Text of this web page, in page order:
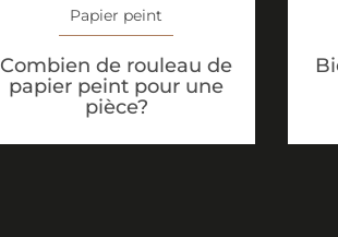
Papier peint
Combien de rouleau de
papier peint pour une
pièce?